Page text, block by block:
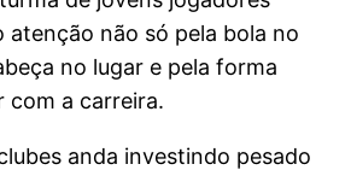
atenção não só pela bola no
no lugar e pela forma
com a carreira.
anda investindo pesado